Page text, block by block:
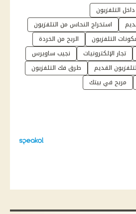
التلفزيون
استخراج النحاس من التلفزيون
التلفزيون
الربح من الخردة
تجار الإلكترونيات
نجيب ساويرس
القديم
طرق فك التلفزيون
مربح في بيتك